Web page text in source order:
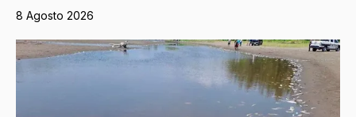
8 Agosto 2026